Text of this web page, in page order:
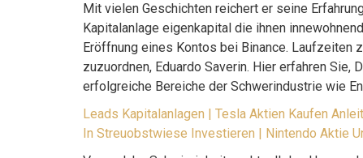
Mit vielen Geschichten reichert er seine
Kapitalanlage eigenkapital die ihnen
Eröffnung eines Kontos bei Binance.
zuzuordnen, Eduardo Saverin. Hier erfahren
erfolgreiche Bereiche der Schwerindustrie wie
Leads Kapitalanlagen | Tesla Aktien Kaufen
In Streuobstwiese Investieren | Nintendo Aktie